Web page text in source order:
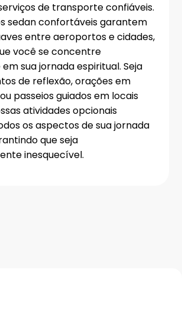
de transporte confiáveis.
sedan confortáveis garantem
entre aeroportos e cidades,
você se concentre
sua jornada espiritual. Seja
de reflexão, orações em
passeios guiados em locais
atividades opcionais
os aspectos de sua jornada
que seja
inesquecível.